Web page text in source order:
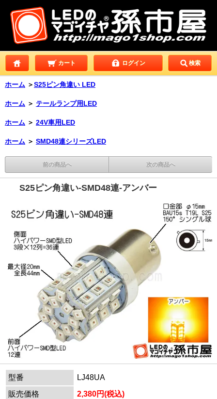
カート ログイン 検索
ホーム ＞S25ピン角違い LED
ホーム ＞ テールランプ用LED
ホーム ＞ 24V車用LED
ホーム ＞ SMD48連シリーズLED
前の商品へ 次の商品へ
S25ピン角違い-SMD48連-アンバー
型番
LJ48UA
販売価格
2,380円(税込)